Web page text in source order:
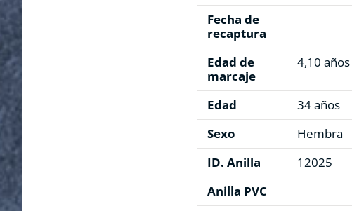
Fecha de
recaptura
Edad de
marcaje
4,10 años
Edad
34 años
Sexo
Hembra
ID. Anilla
12025
Anilla PVC